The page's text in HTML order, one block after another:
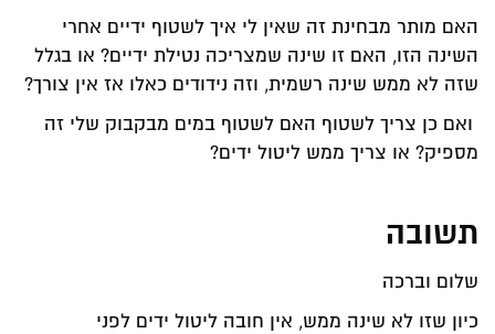
האם מותר מבחינת זה שאין לי איך לשטוף ידיים אחרי
השינה הזו, האם זו שינה שמצריכה נטילת ידיים? או בגלל
שזה לא ממש שינה רשמית, וזה נידודים כאלו אז אין צורך?
ואם כן צריך לשטוף האם לשטוף במים מבקבוק שלי זה
מספיק? או צריך ממש ליטול ידים?
תשובה
שלום וברכה
כיון שזו לא שינה ממש, אין חובה ליטול ידים לפני